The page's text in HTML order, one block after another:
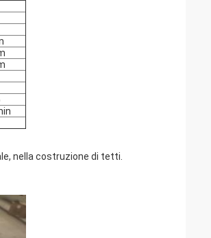
nella costruzione di tetti.